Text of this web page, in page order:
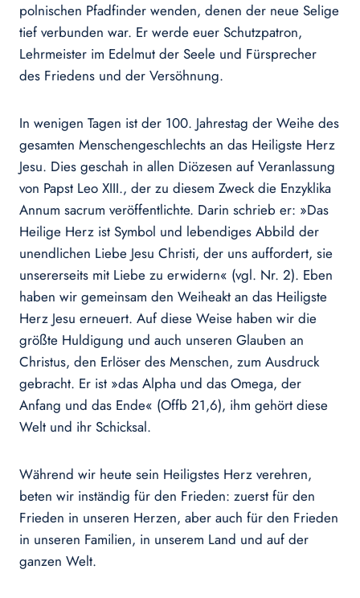
polnischen Pfadfinder wenden, denen der neue Selige
tief verbunden war. Er werde euer Schutzpatron,
Lehrmeister im Edelmut der Seele und Fürsprecher
des Friedens und der Versöhnung.
In wenigen Tagen ist der 100. Jahrestag der Weihe des
gesamten Menschengeschlechts an das Heiligste Herz
Jesu. Dies geschah in allen Diözesen auf Veranlassung
von Papst Leo XIII., der zu diesem Zweck die Enzyklika
Annum sacrum veröffentlichte. Darin schrieb er: »Das
Heilige Herz ist Symbol und lebendiges Abbild der
unendlichen Liebe Jesu Christi, der uns auffordert, sie
unsererseits mit Liebe zu erwidern« (vgl. Nr. 2). Eben
haben wir gemeinsam den Weiheakt an das Heiligste
Herz Jesu erneuert. Auf diese Weise haben wir die
größte Huldigung und auch unseren Glauben an
Christus, den Erlöser des Menschen, zum Ausdruck
gebracht. Er ist »das Alpha und das Omega, der
Anfang und das Ende« (Offb 21,6), ihm gehört diese
Welt und ihr Schicksal.
Während wir heute sein Heiligstes Herz verehren,
beten wir inständig für den Frieden: zuerst für den
Frieden in unseren Herzen, aber auch für den Frieden
in unseren Familien, in unserem Land und auf der
ganzen Welt.